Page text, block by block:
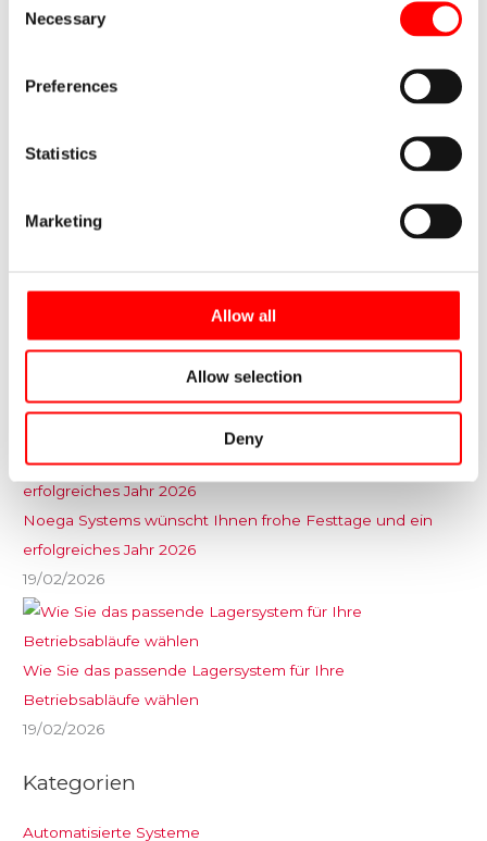
Selection
Necessary
Preferences
Statistics
Marketing
Allow all
Allow selection
Deny
Wie Sie das Pareto-Prinzip anwenden, um Ergebnisse zu
19/02/2026
Wie Sie die tatsächliche Kapazität Ihres Lagers berechnen
Noega Systems wünscht Ihnen frohe Festtage und ein
erfolgreiches Jahr 2026
19/02/2026
Wie Sie das passende Lagersystem für Ihre
Betriebsabläufe wählen
19/02/2026
Kategorien
Automatisierte Systeme